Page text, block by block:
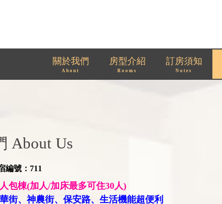
關於我們
About
房型介紹
Rooms
訂房須知
Notes
About Us
編號：711
包棟(加人/加床最多可住30人)
街、神農街、保安路、生活機能超便利